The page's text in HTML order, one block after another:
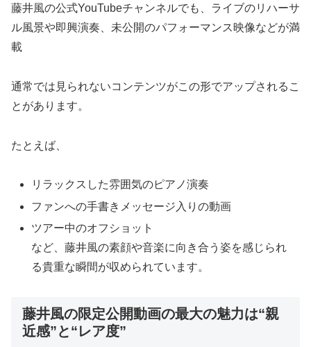
藤井風の公式YouTubeチャンネルでも、ライブのリハーサ
ル風景や即興演奏、未公開のパフォーマンス映像などが満
載
通常では見られないコンテンツがこの形でアップされるこ
とがあります。
たとえば、
リラックスした雰囲気のピアノ演奏
ファンへの手書きメッセージ入りの動画
ツアー中のオフショット
など、藤井風の素顔や音楽に向き合う姿を感じられ
る貴重な瞬間が収められています。
藤井風の限定公開動画の最大の魅力は“親
近感”と“レア度”